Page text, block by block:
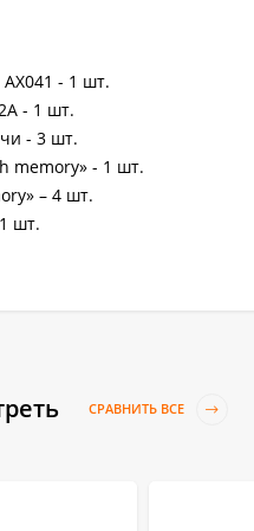
- 1 шт.
- 1 шт.
- 3 шт.
memory» - 1 шт.
– 4 шт.
шт.
СРАВНИТЬ ВСЕ